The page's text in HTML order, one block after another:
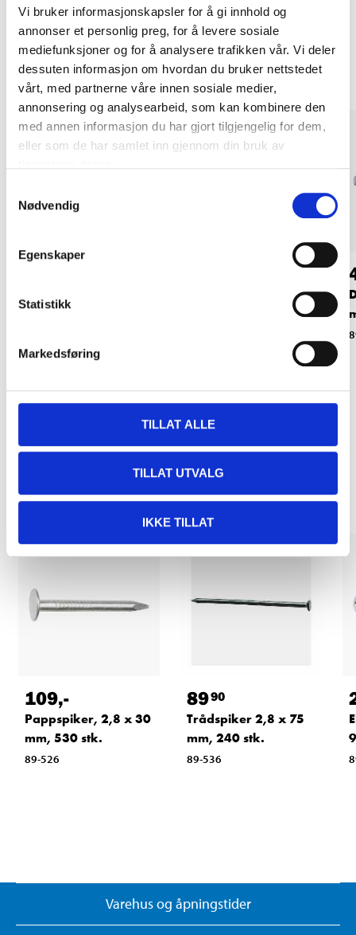
Vi bruker informasjonskapsler for å gi innhold og
annonser et personlig preg, for å levere sosiale
mediefunksjoner og for å analysere trafikken vår. Vi deler
dessuten informasjon om hvordan du bruker nettstedet
vårt, med partnerne våre innen sosiale medier,
annonsering og analysearbeid, som kan kombinere den
med annen informasjon du har gjort tilgjengelig for dem,
eller som de har samlet inn gjennom din bruk av
Nødvendig
Egenskaper
Statistikk
Markedsføring
TILLAT ALLE
TILLAT UTVALG
IKKE TILLAT
Andre kunder har også kjøpt
m
mm, messingbelagt,
Relaterte produkter
109,-
Pappspiker, 2,8 x 30
mm, 530 stk.
89-526
8990
Trådspiker 2,8 x 75
mm, 240 stk.
89-536
Varehus og åpningstider